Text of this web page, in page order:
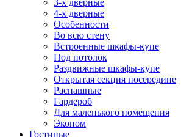
3-х дверные
4-х дверные
Особенности
Во всю стену
Встроенные шкафы-купе
Под потолок
Раздвижные шкафы-купе
Открытая секция посередине
Распашные
Гардероб
Для маленького помещения
Эконом
Гостиные